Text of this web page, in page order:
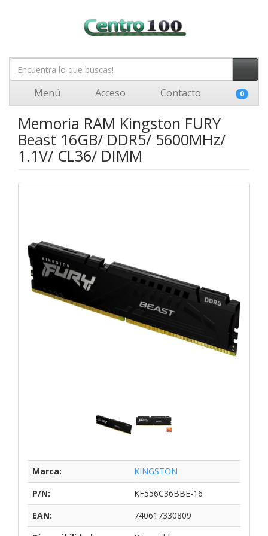
Menú Acceso Contacto 0
Memoria RAM Kingston FURY
Beast 16GB/ DDR5/ 5600MHz/
1.1V/ CL36/ DIMM
Marca:
KINGSTON
P/N:
KF556C36BBE-16
EAN:
740617330809